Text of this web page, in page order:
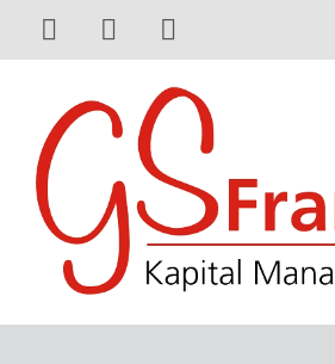
Jetzt anrufen
Zum Zum